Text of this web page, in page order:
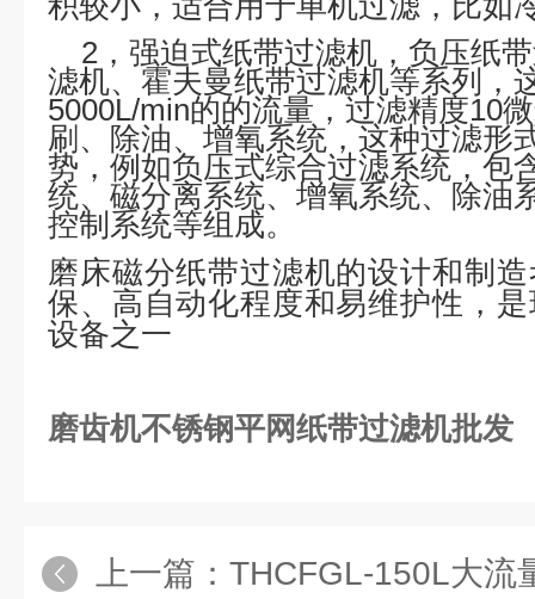
2，强迫式纸带过滤机，负压纸
滤机、霍夫曼纸带过滤机等系列，
5000L/min的的流量，过滤精度10
刷、除油、增氧系统，这种过滤形
势，例如负压式综合过滤系统，包
统、磁分离系统、增氧系统、除油
控制系统等组成。
磨床磁分纸带过滤机的设计和制
保、高自动化程度和易维护性，
设备之一‌
磨齿机不锈钢平网纸带过滤机批发
上一篇： THCFGL-150L大流量磁